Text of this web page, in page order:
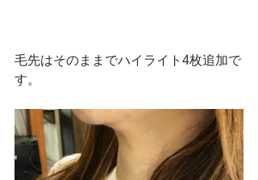
毛先はそのままでハイライト4枚追加で
す。